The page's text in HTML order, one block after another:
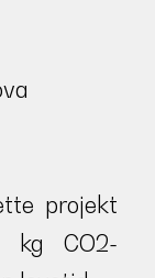
projekt
kg CO2-